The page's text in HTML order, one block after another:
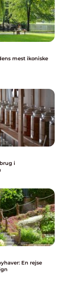
mest ikoniske
i
En rejse